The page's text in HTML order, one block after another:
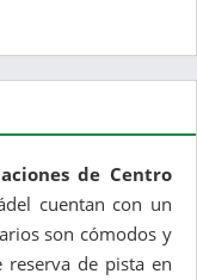
de Centro
cuentan con un
son cómodos y
reserva de pista en